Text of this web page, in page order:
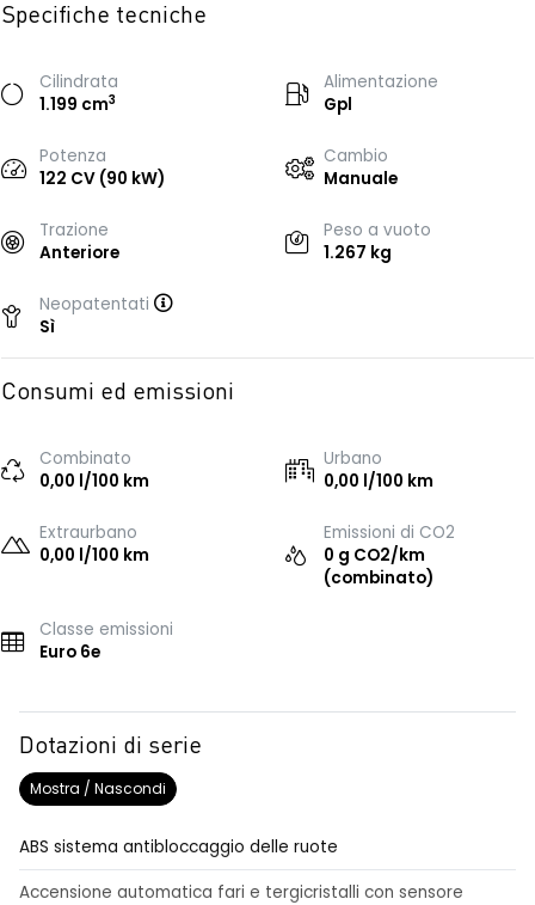
Specifiche tecniche
Cilindrata
1.199 cm3
Alimentazione
Gpl
Potenza
122 CV (90 kW)
Cambio
Manuale
Trazione
Anteriore
Peso a vuoto
1.267 kg
Neopatentati
Sì
Consumi ed emissioni
Combinato
0,00 l/100 km
Urbano
0,00 l/100 km
Extraurbano
0,00 l/100 km
Emissioni di CO2
0 g CO2/km
(combinato)
Classe emissioni
Euro 6e
Dotazioni di serie
Mostra / Nascondi
ABS sistema antibloccaggio delle ruote
Accensione automatica fari e tergicristalli con sensore